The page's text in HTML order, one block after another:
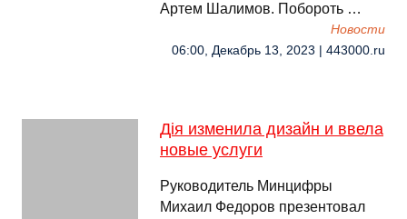
Артем Шалимов. Побороть …
Новости
06:00, Декабрь 13, 2023 | 443000.ru
Дія изменила дизайн и ввела
новые услуги
Руководитель Минцифры
Михаил Федоров презентовал